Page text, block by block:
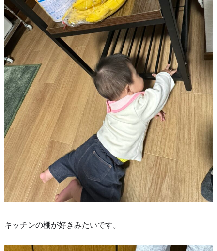
キッチンの棚が好きみたいです。